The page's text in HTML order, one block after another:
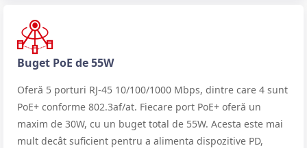
Buget PoE de 55W
Oferă 5 porturi RJ-45 10/100/1000 Mbps, dintre care 4 sunt
PoE+ conforme 802.3af/at. Fiecare port PoE+ oferă un
maxim de 30W, cu un buget total de 55W. Acesta este mai
mult decât suficient pentru a alimenta dispozitive PD,